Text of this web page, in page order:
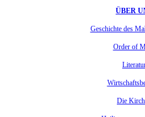
ÜBER
Geschichte des
Order of
Die